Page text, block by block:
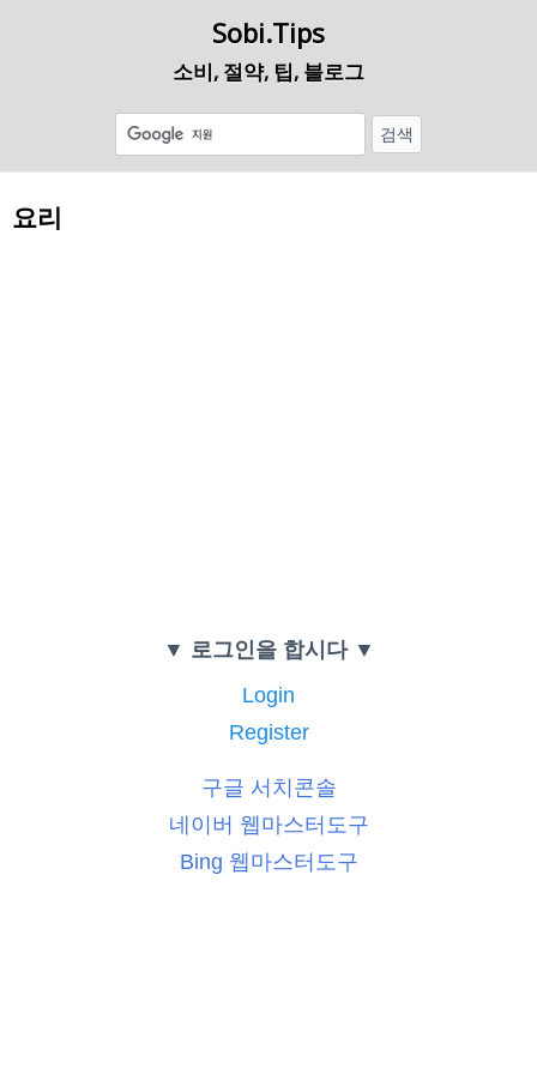
Sobi.Tips
소비, 절약, 팁, 블로그
요리
▼ 로그인을 합시다 ▼
Login
Register
구글 서치콘솔
네이버 웹마스터도구
Bing 웹마스터도구